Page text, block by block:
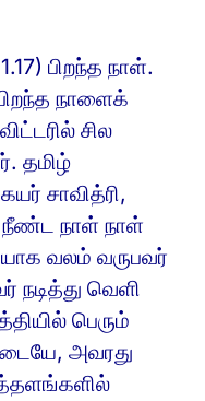
பிறந்த நாள்.
நாளைக்
சில
தமிழ்
சாவித்ரி,
நீண்ட நாள் நாள்
வலம் வருபவர்
வெளி
பெரும்
அவரது